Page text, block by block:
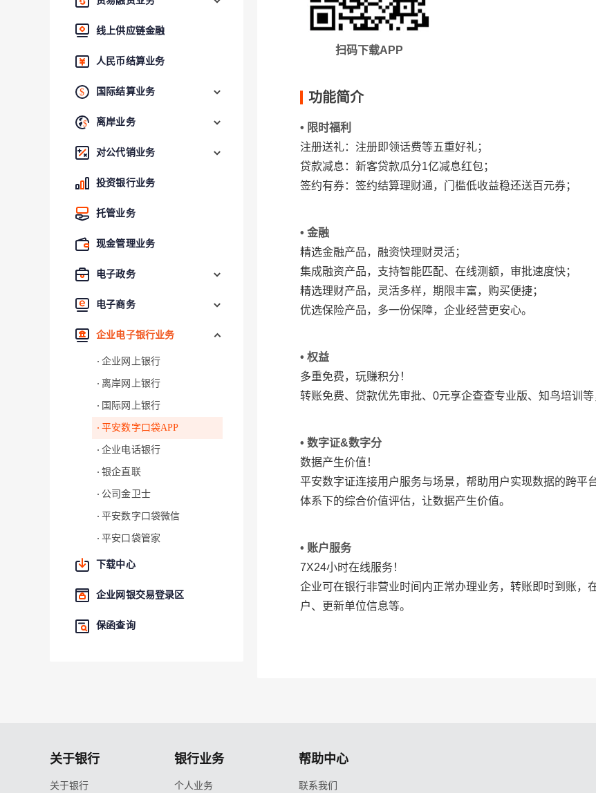
线上供应链金融
人民币结算业务
国际结算业务
离岸业务
对公代销业务
投资银行业务
托管业务
现金管理业务
电子政务
电子商务
企业电子银行业务
企业网上银行
离岸网上银行
国际网上银行
平安数字口袋APP
企业电话银行
银企直联
公司金卫士
平安数字口袋微信
平安口袋管家
下载中心
企业网银交易登录区
保函查询
扫码下载APP
功能简介
• 限时福利
注册送礼：注册即领话费等五重好礼；
贷款减息：新客贷款瓜分1亿减息红包；
签约有券：签约结算理财通，门槛低收益稳还送百元券；
• 金融
精选金融产品，融资快理财灵活；
集成融资产品，支持智能匹配、在线测额，审批速度快；
精选理财产品，灵活多样，期限丰富，购买便捷；
优选保险产品，多一份保障，企业经营更安心。
• 权益
多重免费，玩赚积分！
转账免费、贷款优先审批、0元享企查查专业版、知鸟培训等
• 数字证&数字分
数据产生价值！
平安数字证连接用户服务与场景，帮助用户实现数据的跨平
体系下的综合价值评估，让数据产生价值。
• 账户服务
7X24小时在线服务！
企业可在银行非营业时间内正常办理业务，转账即时到账，
户、更新单位信息等。
关于银行
关于银行
银行业务
个人业务
帮助中心
联系我们